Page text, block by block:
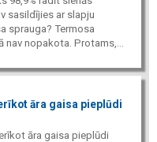
sasildījies ar slapju
sprauga? Termosa
nopakota. Protams,...
āra gaisa pieplūdi
āra gaisa pieplūdi